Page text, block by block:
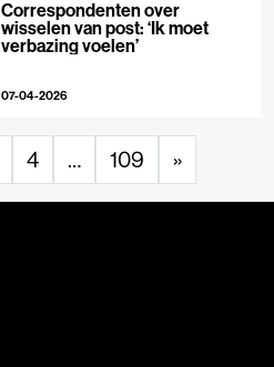
Correspondenten over
wisselen van post: ‘Ik moet
verbazing voelen’
07-04-2026
4 … 109 »